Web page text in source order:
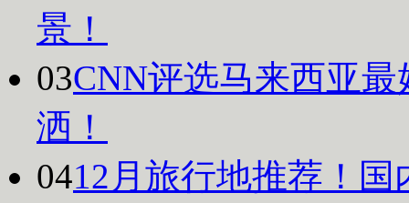
景！
03CNN评选马来西亚
洒！
0412月旅行地推荐！